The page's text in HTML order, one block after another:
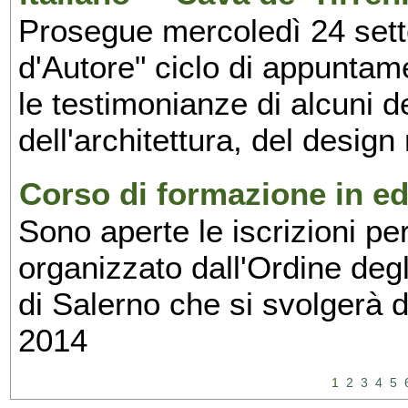
Prosegue mercoledì 24
d'Autore" ciclo di
le testimonianze di alcuni
dell'architettura, del
Corso di formazione in
Sono aperte le iscrizioni
organizzato dall'Ordine
di Salerno che si svolgerà
2014
1 2 3 4 5